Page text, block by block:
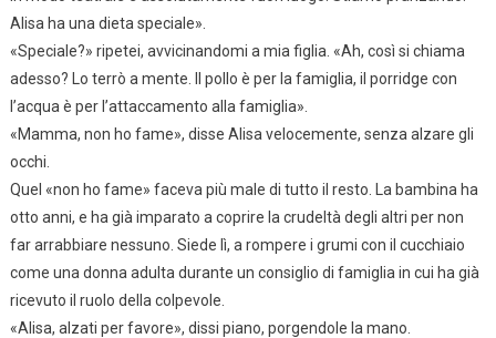
Alisa ha una dieta speciale».
«Speciale?» ripetei, avvicinandomi a mia figlia. «Ah, così si chiama
adesso? Lo terrò a mente. Il pollo è per la famiglia, il porridge con
l’acqua è per l’attaccamento alla famiglia».
«Mamma, non ho fame», disse Alisa velocemente, senza alzare gli
occhi.
Quel «non ho fame» faceva più male di tutto il resto. La bambina ha
otto anni, e ha già imparato a coprire la crudeltà degli altri per non
far arrabbiare nessuno. Siede lì, a rompere i grumi con il cucchiaio
come una donna adulta durante un consiglio di famiglia in cui ha già
ricevuto il ruolo della colpevole.
«Alisa, alzati per favore», dissi piano, porgendole la mano.